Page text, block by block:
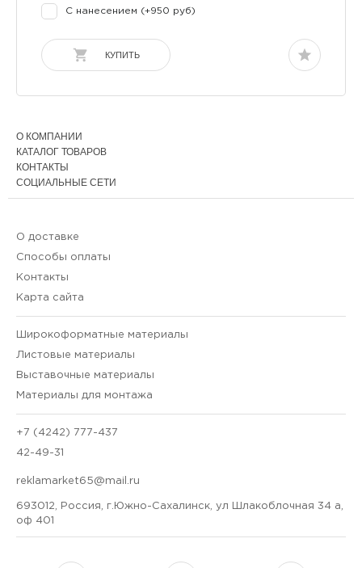
С нанесением (+950 руб)
КУПИТЬ
О КОМПАНИИ
КАТАЛОГ ТОВАРОВ
КОНТАКТЫ
СОЦИАЛЬНЫЕ СЕТИ
О доставке
Способы оплаты
Контакты
Карта сайта
Широкоформатные материалы
Листовые материалы
Выставочные материалы
Материалы для монтажа
+7 (4242) 777-437
42-49-31
reklamarket65@mail.ru
693012, Россия, г.Южно-Сахалинск, ул Шлакоблочная 34 а,
оф 401